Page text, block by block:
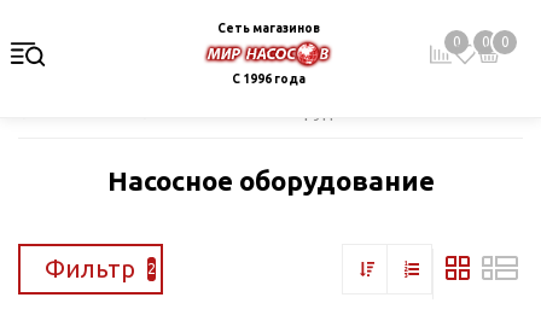
Сеть магазинов
С 1996 года
0 0 0
Насосное оборудование
Фильтр 2